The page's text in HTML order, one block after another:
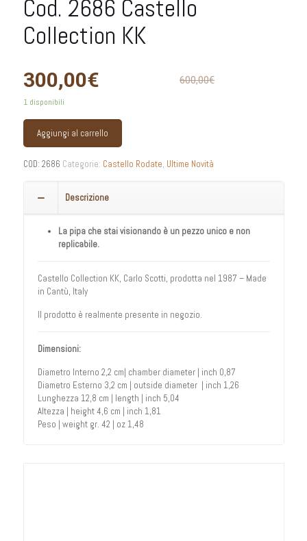
Cod. 2686 Castello
Collection KK
600,00€
300,00€
1 disponibili
Aggiungi al carrello
COD: 2686 Categorie: Castello Rodate, Ultime Novità
Descrizione
La pipa che stai visionando è un pezzo unico e non
replicabile.
Castello Collection KK, Carlo Scotti, prodotta nel 1987 – Made
in Cantù, Italy
Il prodotto è realmente presente in negozio.
Dimensioni:
Diametro Interno 2,2 cm| chamber diameter | inch 0,87
Diametro Esterno 3,2 cm | outside diameter | inch 1,26
Lunghezza 12,8 cm | length | inch 5,04
Altezza | height 4,6 cm | inch 1,81
Peso | weight gr. 42 | oz 1,48